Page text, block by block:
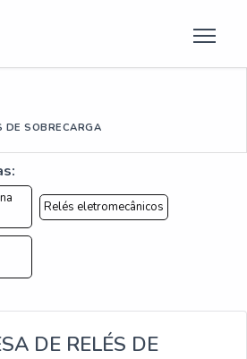
DE SOBRECARGA
Relés eletromecânicos
DE RELÉS DE